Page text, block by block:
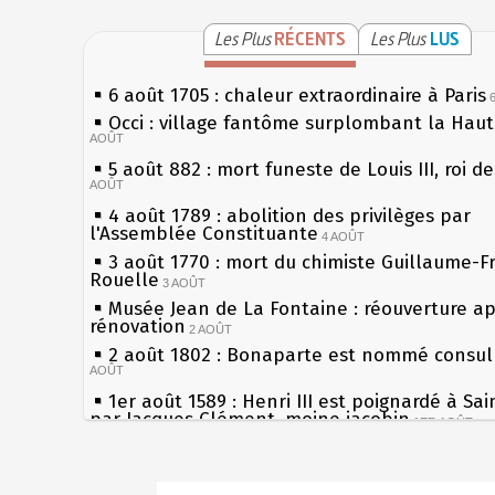
Les PlusRÉCENTS Les Plus LUS
6 août 1705 : chaleur extraordinaire à Paris
Occi : village fantôme surplombant la
AOÛT
5 août 882 : mort funeste de Louis III, roi
AOÛT
4 août 1789 : abolition des privilèges par
l'Assemblée Constituante 4 AOÛT
3 août 1770 : mort du chimiste Guillaume-
Rouelle 3 AOÛT
Musée Jean de La Fontaine : réouverture
rénovation 2 AOÛT
2 août 1802 : Bonaparte est nommé
AOÛT
1er août 1589 : Henri III est poignardé à
par Jacques Clément, moine jacobin 1ER AOÛT